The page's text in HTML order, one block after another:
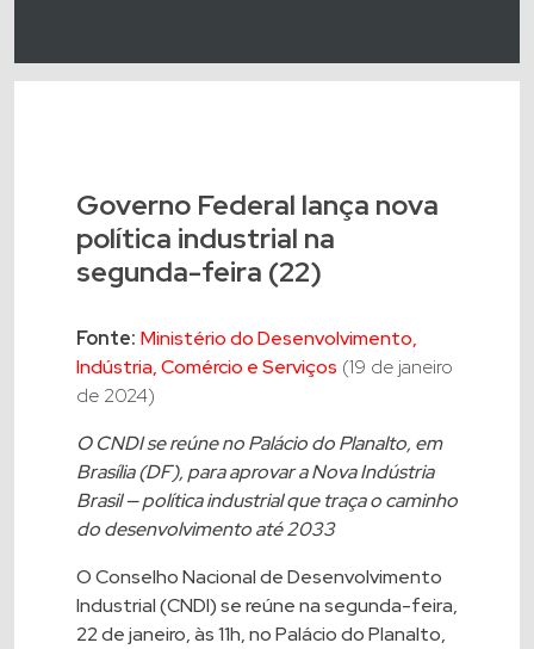
Governo Federal lança nova
política industrial na
segunda-feira (22)
Fonte: Ministério do Desenvolvimento,
Indústria, Comércio e Serviços (19 de janeiro
de 2024)
O CNDI se reúne no Palácio do Planalto, em
Brasília (DF), para aprovar a Nova Indústria
Brasil — política industrial que traça o caminho
do desenvolvimento até 2033
O Conselho Nacional de Desenvolvimento
Industrial (CNDI) se reúne na segunda-feira,
22 de janeiro, às 11h, no Palácio do Planalto,